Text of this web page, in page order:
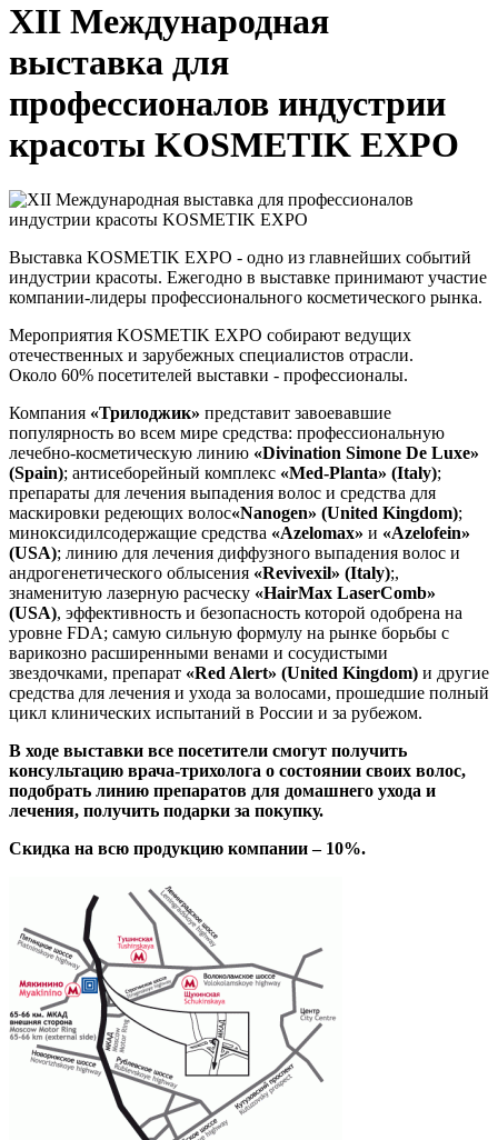
XII Международная
выставка для
профессионалов индустрии
красоты KOSMETIK EXPO
Выставка KOSMETIK EXPO - одно из главнейших событий
индустрии красоты. Ежегодно в выставке принимают участие
компании-лидеры профессионального косметического рынка.
Мероприятия KOSMETIK EXPO собирают ведущих
отечественных и зарубежных специалистов отрасли.
Около 60% посетителей выставки - профессионалы.
Компания «Трилоджик» представит завоевавшие
популярность во всем мире средства: профессиональную
лечебно-косметическую линию «Divination Simone De Luxe»
(Spain); антисеборейный комплекс «Med-Planta» (Italy);
препараты для лечения выпадения волос и средства для
маскировки редеющих волос«Nanogen» (United Kingdom);
миноксидилсодержащие средства «Azelomax» и «Azelofein»
(USA); линию для лечения диффузного выпадения волос и
андрогенетического облысения «Revivexil» (Italy);,
знаменитую лазерную расческу «HairMax LaserComb»
(USA), эффективность и безопасность которой одобрена на
уровне FDA; самую сильную формулу на рынке борьбы с
варикозно расширенными венами и сосудистыми
звездочками, препарат «Red Alert» (United Kingdom) и другие
средства для лечения и ухода за волосами, прошедшие полный
цикл клинических испытаний в России и за рубежом.
В ходе выставки все посетители смогут получить
консультацию врача-трихолога о состоянии своих волос,
подобрать линию препаратов для домашнего ухода и
лечения, получить подарки за покупку.
Скидка на всю продукцию компании – 10%.